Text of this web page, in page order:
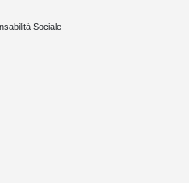
Sociale